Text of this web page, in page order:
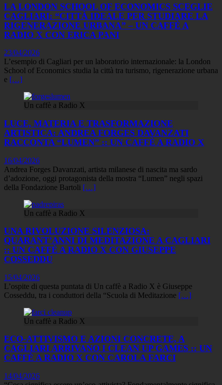
LA LONDON SCHOOL OF ECONOMICS SCEGLIE
CAGLIARI: “CITTÀ IDEALE PER STUDIARE LA
RIGENERAZIONE URBANA” – UN CAFFÈ A
RADIO X CON ERICA PANI
23/04/2026
L’esempio di Cagliari per un laboratorio internazionale: la London
School of Economics studia la città tra turismo, rigenerazione urbana
e […]
Un caffè a Radio X
LUCE, MATERIA E TRASFORMAZIONE
ARTISTICA: ANDREA FORGES DAVANZATI
RACCONTA “LUMEN” :: UN CAFFÈ A RADIO X
16/04/2026
Andrea Forges Davanzati, artista milanese di nascita ma sardo
d’adozione, oggi protagonista della mostra “Lumen” negli spazi
della Fondazione Bartoli […]
Un caffè a Radio X
UNA RIVOLUZIONE SILENZIOSA:
QUARANT’ANNI DI MEDITAZIONE A CAGLIARI
:: UN CAFFÈ A RADIO X CON GIUSEPPE
COSSEDDU
15/04/2026
L’ospite di questa puntata di Un caffè a Radio X è Giuseppe
Cosseddu, tra i conduttori della “Scuola di Meditazione […]
Un caffè a Radio X
ECO-ATTIVISMO E AZIONI CONCRETE, A
CAGLIARI ARRIVANO I CLEAN UP GAMES :: UN
CAFFÈ A RADIO X CON CAROLA FARCI
14/04/2026